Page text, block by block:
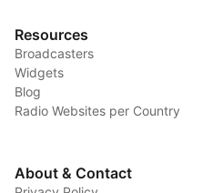
Resources
Broadcasters
Widgets
Blog
Radio Websites per Country
About & Contact